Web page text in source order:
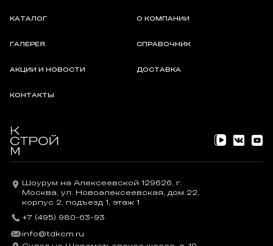
КАТАЛОГ О КОМПАНИИ
ГАЛЕРЕЯ СПРАВОЧНИК
АКЦИИ И НОВОСТИ ДОСТАВКА
КОНТАКТЫ
Шоурум на Алексеевской 129626, г.
Москва, ул. Новоалексеевская, дом 22,
корпус 2, подъезд 1, этаж 1
+7 (495) 980-63-93
info@tdkcm.ru